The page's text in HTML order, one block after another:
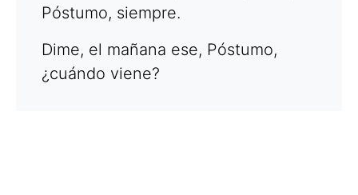
Póstumo, siempre.
Dime, el mañana ese, Póstumo,
¿cuándo viene?